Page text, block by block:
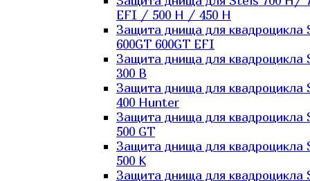
EFI / 500 H / 450 H
Защита днища для квадроцикла
600GT 600GT EFI
Защита днища для квадроцикла
300 B
Защита днища для квадроцикла
400 Hunter
Защита днища для квадроцикла
500 GT
Защита днища для квадроцикла
500 K
Защита днища для квадроцикла